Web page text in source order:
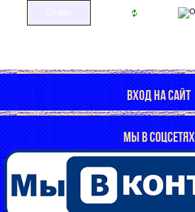
ВХОД НА САЙТ
МЫ В СОЦСЕТЯХ